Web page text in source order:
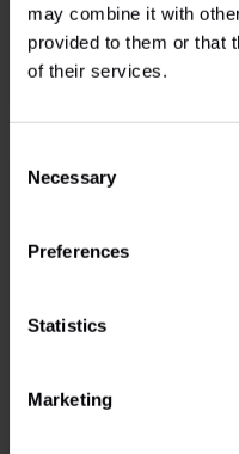
may combine it with
provided to them or that
of their services.
Selection
Necessary
Preferences
Statistics
Marketing
Garde-Boue AV Alu
Sacoche de Réservoir